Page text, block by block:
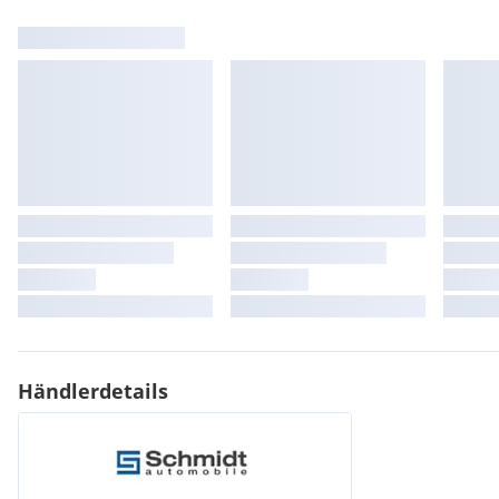
Abschaltung
Geschwindigkeitsregler/-begrenzer
Höhenverstellbarer mechanischer Beifahrersitz vorn
Höhenverstellbarer mechanischer Fahrersitz
Innendekoration (Leisten an Armaturentafel und
verchromt
Kofferraumboden mit zwei Positionen
LED-Innenbeleuchtung:
Mechanischer Beifahrersitz vorn mit umklappbarer
Händlerdetails